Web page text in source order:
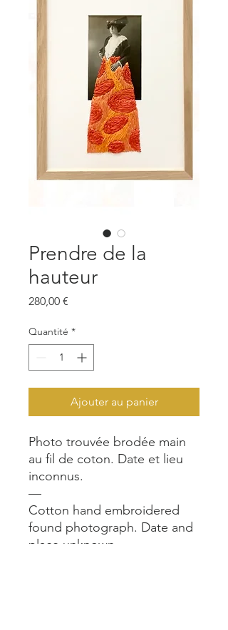
Prendre de la
hauteur
280,00 €
Quantité *
Ajouter au panier
Photo trouvée brodée main
au fil de coton. Date et lieu
inconnus.
—
Cotton hand embroidered
found photograph. Date and
place unknown.